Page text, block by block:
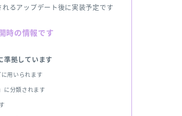
るアップデート後に実装予定です
時の情報です
準拠しています
用いられます
に分類されます